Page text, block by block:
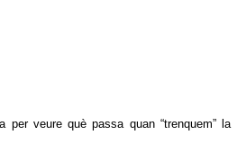
per veure què passa quan “trenquem” la